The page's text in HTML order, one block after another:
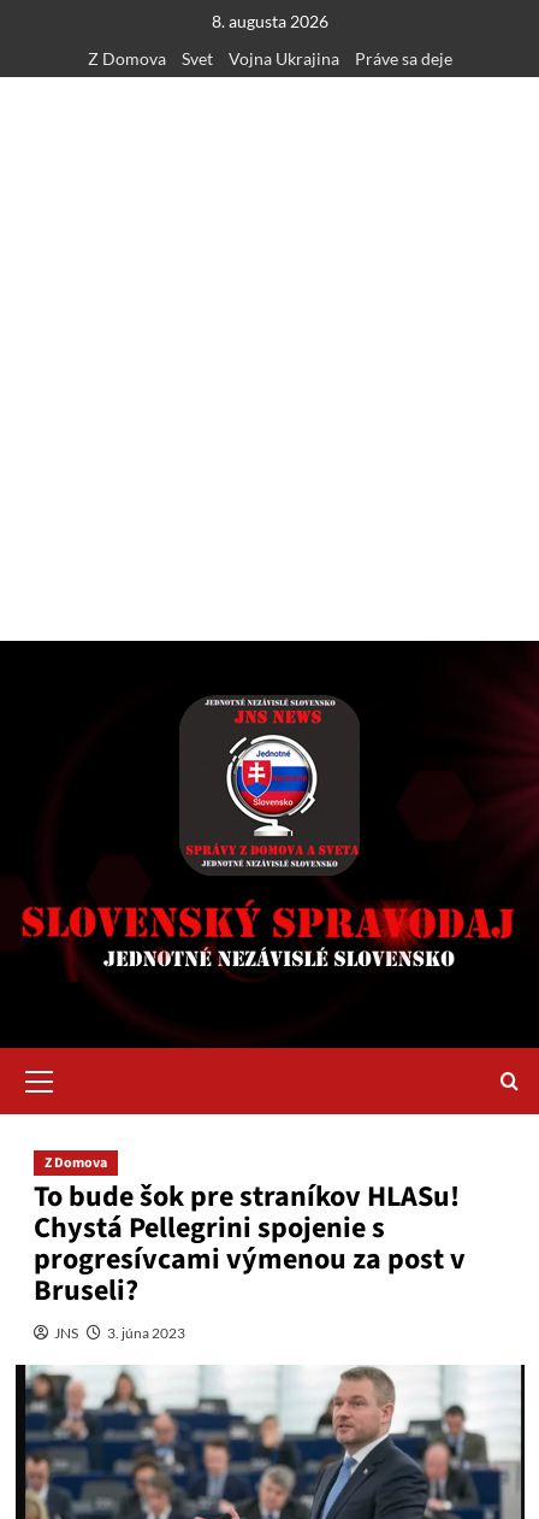
content
8. augusta 2026
Z Domova
Svet Vojna Ukrajina Práve sa deje
Menu
Z Domova
To bude šok pre straníkov HLASu!
Chystá Pellegrini spojenie s
progresívcami výmenou za post v
Bruseli?
JNS 3. júna 2023